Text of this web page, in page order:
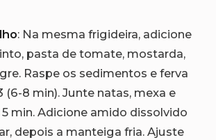
: Na mesma frigideira, adicione
pasta de tomate, mostarda,
Raspe os sedimentos e ferva
(6-8 min). Junte natas, mexa e
min. Adicione amido dissolvido
depois a manteiga fria. Ajuste